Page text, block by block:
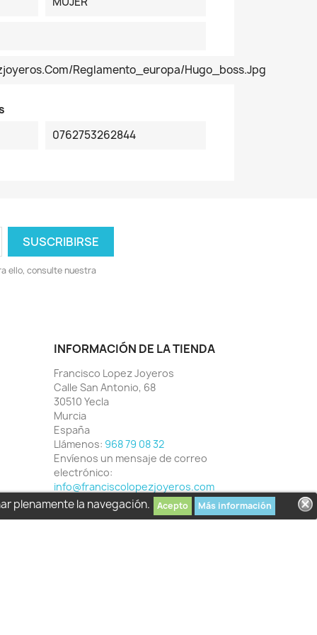
plenamente la navegación. Acepto Más información
reglamento_europa/hugo_boss.jpg
0762753262844
ello, consulte nuestra
INFORMACIÓN DE LA TIENDA
Francisco Lopez Joyeros
Calle San Antonio, 68
30510 Yecla
Murcia
España
Llámenos: 968 79 08 32
Envíenos un mensaje de correo
electrónico:
info@franciscolopezjoyeros.com